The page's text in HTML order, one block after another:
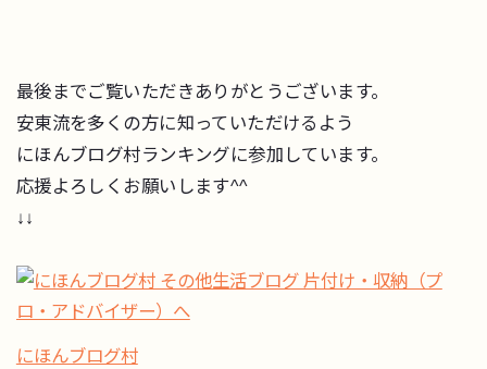
最後までご覧いただきありがとうございます。
安東流を多くの方に知っていただけるよう
にほんブログ村ランキングに参加しています。
応援よろしくお願いします^^
↓↓
にほんブログ村